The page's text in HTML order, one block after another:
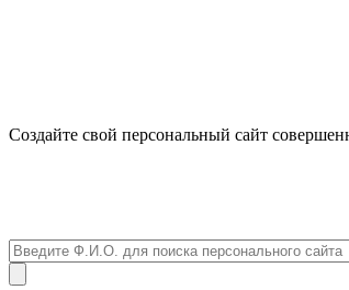
Создайте свой персональный сайт